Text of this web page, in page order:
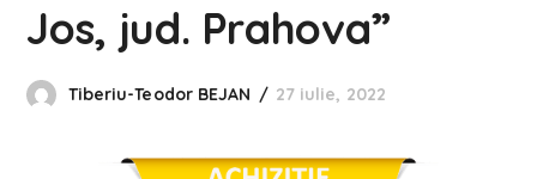
Jos, jud. Prahova”
Tiberiu-Teodor BEJAN 27 iulie, 2022